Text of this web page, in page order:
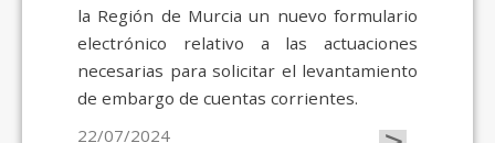
la Región de Murcia un nuevo formulario
electrónico relativo a las actuaciones
necesarias para solicitar el levantamiento
de embargo de cuentas corrientes.
22/07/2024